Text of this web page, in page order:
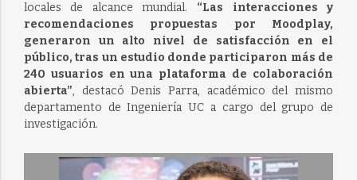
locales de alcance mundial. “Las interacciones y
recomendaciones propuestas por Moodplay,
generaron un alto nivel de satisfacción en el
público, tras un estudio donde participaron más de
240 usuarios en una plataforma de colaboración
abierta”, destacó Denis Parra, académico del mismo
departamento de Ingeniería UC a cargo del grupo de
investigación.